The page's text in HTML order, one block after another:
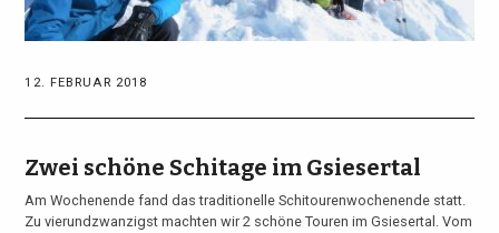
12. FEBRUAR 2018
Zwei schöne Schitage im Gsiesertal
Am Wochenende fand das traditionelle Schitourenwochenende statt.
Zu vierundzwanzigst machten wir 2 schöne Touren im Gsiesertal. Vom